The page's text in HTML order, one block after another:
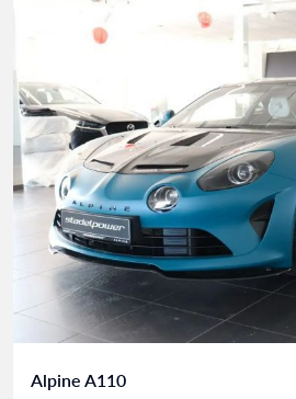
Alpine A110